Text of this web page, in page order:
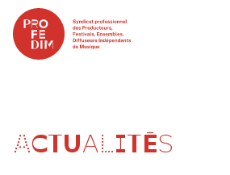
ACTUALITÉS